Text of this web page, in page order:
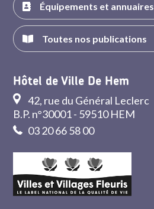
Équipements et annuaires
Toutes nos publications
Hôtel de Ville De Hem
42, rue du Général Leclerc
B.P. n°30001 - 59510 HEM
03 20 66 58 00